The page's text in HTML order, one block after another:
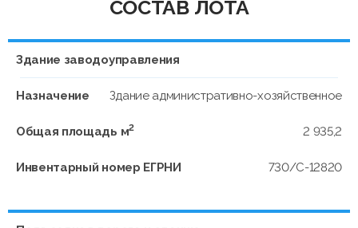
СОСТАВ ЛОТА
Здание заводоуправления
Назначение Здание административно-хозяйственное
Общая площадь м2 2 935,2
Инвентарный номер ЕГРНИ 730/С-12820